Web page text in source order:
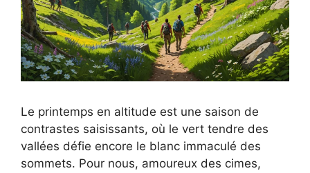
Le printemps en altitude est une saison de
contrastes saisissants, où le vert tendre des
vallées défie encore le blanc immaculé des
sommets. Pour nous, amoureux des cimes,